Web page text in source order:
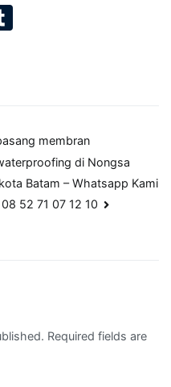
membran
di Nongsa
Batam – Whatsapp Kami
08 52 71 07 12 10
Required fields are